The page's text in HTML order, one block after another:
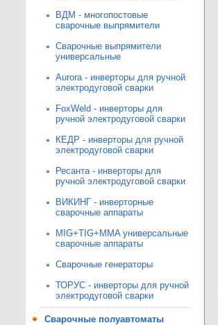
ВДМ - многопостовые
сварочные выпрямители
Сварочные выпрямители
универсальные
Aurora - инверторы для ручной
электродуговой сварки
FoxWeld - инверторы для
ручной электродуговой сварки
КЕДР - инверторы для ручной
электродуговой сварки
Ресанта - инверторы для
ручной электродуговой сварки
ВИКИНГ - инверторные
сварочные аппараты
MIG+TIG+MMA универсальные
сварочные аппараты
Сварочные генераторы
ТОРУС - инверторы для ручной
электродуговой сварки
Сварочные полуавтоматы